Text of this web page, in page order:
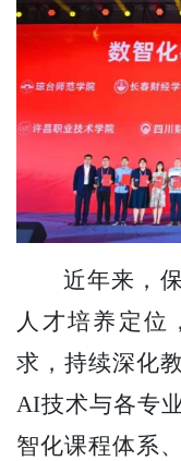
近年来，
人才培养定位
求，持续深化
AI技术与各专
智化课程体系